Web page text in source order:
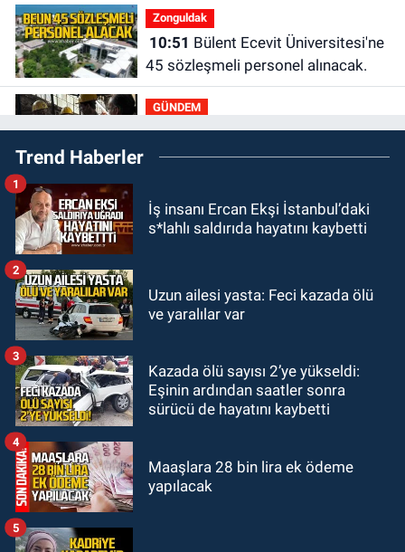
Zonguldak
10:51
45 sözleşmeli personel alınacak.
GÜNDEM
10:00Dışarıdakiler: Bir Zamanlar
Almanya’da’ 21 Ağustos’ta
22:57 Kim yeni kim eski!
21:11Zonguldak’ta A101
müşteriden iki kez tahsilat yaptı
20:48Zonguldaklı oyuncu Ülkü
Hilal Çiftçi'nin babasından suç
Trend Haberler
İş insanı Ercan Ekşi İstanbul’daki
s*lahlı saldırıda hayatını kaybetti
1
Uzun ailesi yasta: Feci kazada ölü
ve yaralılar var
2
Kazada ölü sayısı 2’ye yükseldi:
Eşinin ardından saatler sonra
sürücü de hayatını kaybetti
3
Maaşlara 28 bin lira ek ödeme
yapılacak
4
5